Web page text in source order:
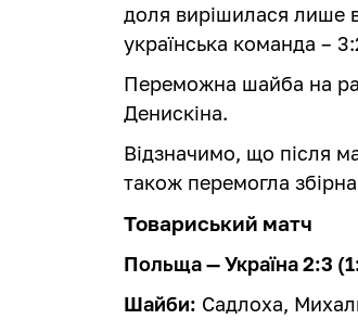
доля вирішилася лише
українська команда –
Переможна шайба на
Денискіна.
Відзначимо, що після
також перемогла
Товариський матч
Польща — Україна 2:3
Шайби: Садлоха,